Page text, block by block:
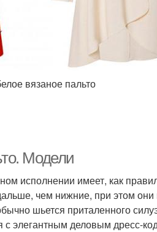
вязаное пальто
Модели
исполнении имеет, как
чем нижние, при этом они
шьется приталенного
с элегантным деловым дресс-